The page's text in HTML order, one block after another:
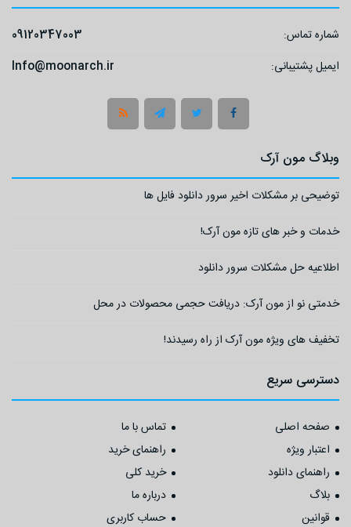
شماره تماس:
09120347003
ایمیل پشتیبانی:
Info@moonarch.ir
وبلاگ مون آرک
توضیحی بر مشکلات اخیر سرور دانلود فایل ها
خدمات و خبر های تازه مون آرک!
اطلاعیه حل مشکلات سرور دانلود
خدمتی نو از مون آرک: دریافت حجمی محصولات در محل
تخفیف های ویژه مون آرک از راه رسیدند!
دسترسی سریع
صفحه اصلی
تماس با ما
اعتبار ویژه
راهنمای خرید
راهنمای دانلود
خرید کلی
بلاگ
درباره ما
قوانین
حساب کاربری